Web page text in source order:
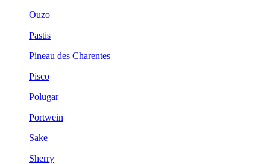
Ouzo
Pastis
Pineau des Charentes
Pisco
Polugar
Portwein
Sake
Sherry